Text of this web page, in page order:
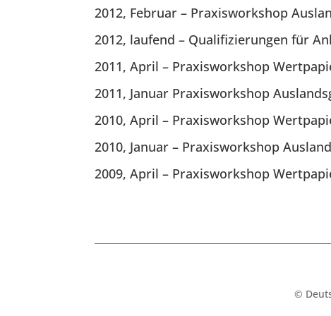
2012, Februar – Praxisworkshop
2012, laufend – Qualifizierungen für
2011, April – Praxisworkshop
2011, Januar Praxisworkshop
2010, April – Praxisworkshop
2010, Januar – Praxisworkshop
2009, April – Praxisworkshop
©